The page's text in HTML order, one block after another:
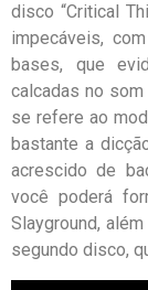
disco “Critical
impecáveis,
bases, que
calcadas no som
se refere ao
bastante a
acrescido de
você poderá
Slayground,
segundo disco,